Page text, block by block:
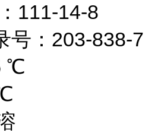
111-14-8
号：203-838-7
℃